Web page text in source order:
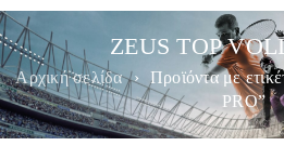
ZEUS TOP
Αρχική σελίδα ›
Προϊόντα με
PRO”